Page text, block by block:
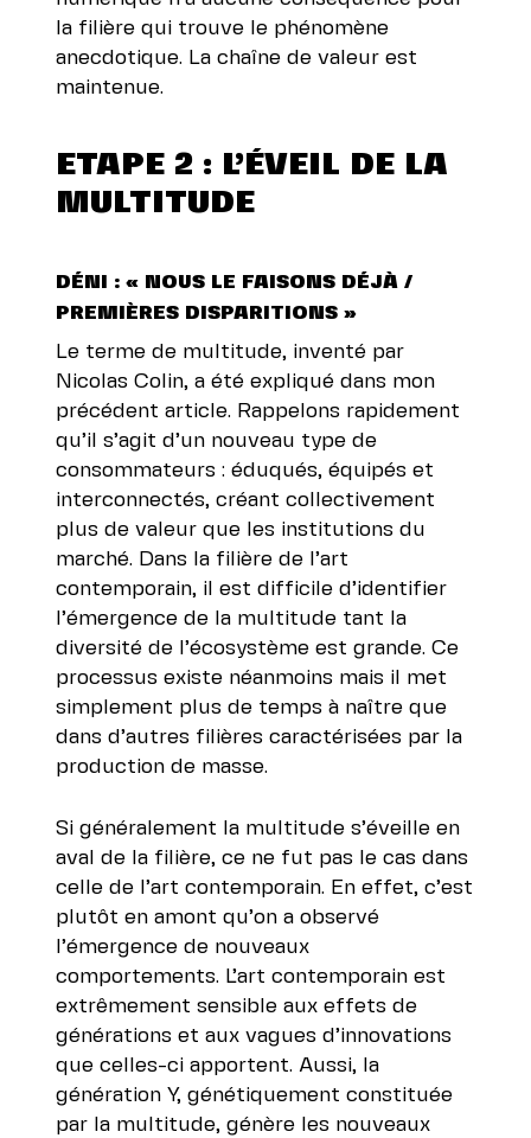
la filière qui trouve le phénomène
anecdotique. La chaîne de valeur est
maintenue.
ETAPE 2 : L’ÉVEIL DE LA
MULTITUDE
DÉNI : « NOUS LE FAISONS DÉJÀ /
PREMIÈRES DISPARITIONS »
Le terme de multitude, inventé par
Nicolas Colin, a été expliqué dans mon
précédent article. Rappelons rapidement
qu’il s’agit d’un nouveau type de
consommateurs : éduqués, équipés et
interconnectés, créant collectivement
plus de valeur que les institutions du
marché. Dans la filière de l’art
contemporain, il est difficile d’identifier
l’émergence de la multitude tant la
diversité de l’écosystème est grande. Ce
processus existe néanmoins mais il met
simplement plus de temps à naître que
dans d’autres filières caractérisées par la
production de masse.
Si généralement la multitude s’éveille en
aval de la filière, ce ne fut pas le cas dans
celle de l’art contemporain. En effet, c’est
plutôt en amont qu’on a observé
l’émergence de nouveaux
comportements. L’art contemporain est
extrêmement sensible aux effets de
générations et aux vagues d’innovations
que celles-ci apportent. Aussi, la
génération Y, génétiquement constituée
par la multitude, génère les nouveaux